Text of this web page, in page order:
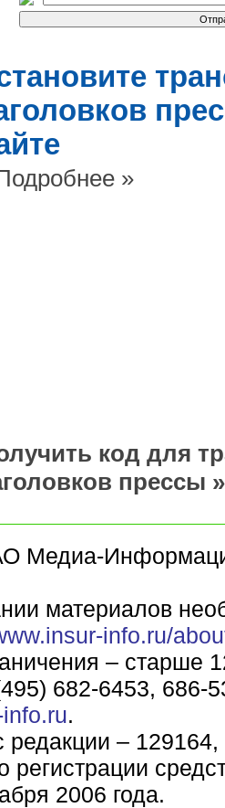
»
код для
прессы »
Медиа-
материалов
info.ru/
– старше
682-6453, 686-
.
редакции –
регистрации
2006 года.